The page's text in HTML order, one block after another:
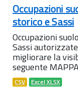
Occupazioni
storico e Sassi
Occupazioni
Sassi
migliorare la
seguente
CSV Excel XLSX